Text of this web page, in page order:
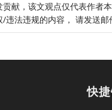
献，该文观点仅代表作者
法违规的内容， 请发送
快